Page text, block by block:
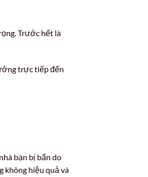
Trước hết là
trực tiếp đến
bạn bị bẩn do
không hiệu quả và